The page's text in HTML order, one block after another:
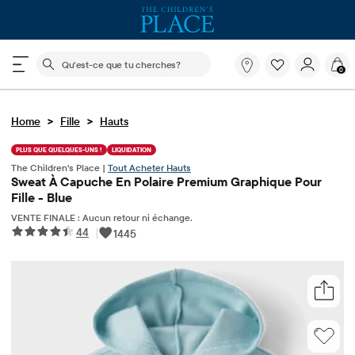
Le champ de recherche ci-dessous filtre les
Qu'est-
que
0
Home > Fille > Hauts
PLUS QUE QUELQUES-UNS ! LIQUIDATION
The Children's Place | Tout Acheter Hauts
Sweat À Capuche En Polaire Premium Graphique Pour
Fille - Blue
VENTE FINALE : Aucun retour ni échange.
44 | 1445